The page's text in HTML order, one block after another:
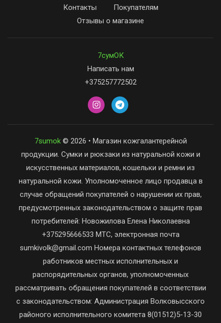
Контакты
Покупателям
Отзывы о магазине
7сумОК
Написать нам
+375257772502
7sumok© 2026 • Магазин кожгалантерейной
продукции. Сумки и рюкзаки из натуральной кожи и
искусственных материалов, кошельки и ремни из
натуральной кожи. Уполномоченное лицо продавца в
случае обращений покупателей о нарушении их прав,
предусмотренных законодательством о защите прав
потребителей: Новожилова Елена Николаевна
+375295666533 МТС, электронная почта
sumkivolk@gmail.com Номера контактных телефонов
работников местных исполнительных и
распорядительных органов, уполномоченных
рассматривать обращения покупателей в соответствии
с законодательством: Администрация Волковысского
районого исполнительного комитета 8(01512)5-13-30